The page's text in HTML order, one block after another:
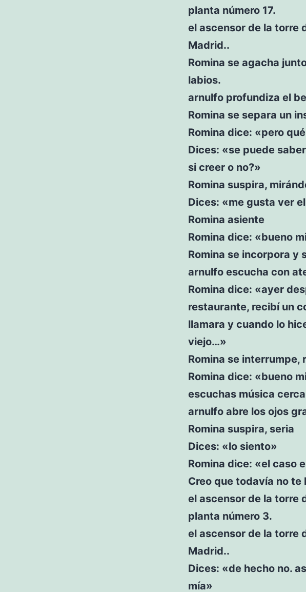
planta número 17.
el ascensor de la torre
Madrid..
Romina se agacha
labios.
arnulfo profundiza el
Romina se separa un
Romina dice: «pero
Dices: «se puede
si creer o no?»
Romina suspira,
Dices: «me gusta ver
Romina asiente
Romina dice: «bueno
Romina se incorpora y
arnulfo escucha con
Romina dice: «ayer
restaurante, recibí un
llamara y cuando lo
viejo…»
Romina se
Romina dice: «bueno
escuchas música
arnulfo abre los ojos
Romina suspira, seria
Dices: «lo siento»
Romina dice: «el caso
Creo que todavía no
el ascensor de la torre
planta número 3.
el ascensor de la torre
Madrid..
Dices: «de hecho no.
mía»